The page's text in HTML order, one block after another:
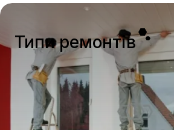
Типи ремонтів